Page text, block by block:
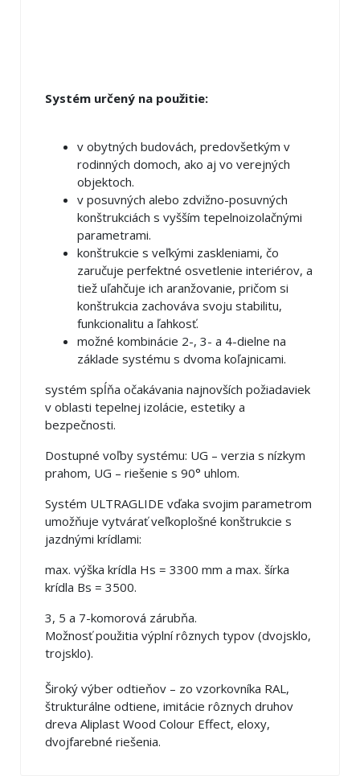
Systém určený na použitie:
v obytných budovách, predovšetkým v
rodinných domoch, ako aj vo verejných
objektoch.
v posuvných alebo zdvižno-posuvných
konštrukciách s vyšším tepelnoizolačnými
parametrami.
konštrukcie s veľkými zaskleniami, čo
zaručuje perfektné osvetlenie interiérov, a
tiež uľahčuje ich aranžovanie, pričom si
konštrukcia zachováva svoju stabilitu,
funkcionalitu a ľahkosť.
možné kombinácie 2-, 3- a 4-dielne na
základe systému s dvoma koľajnicami.
systém spĺňa očakávania najnovších požiadaviek
v oblasti tepelnej izolácie, estetiky a
bezpečnosti.
Dostupné voľby systému: UG – verzia s nízkym
prahom, UG – riešenie s 90° uhlom.
Systém ULTRAGLIDE vďaka svojim parametrom
umožňuje vytvárať veľkoplošné konštrukcie s
jazdnými krídlami:
max. výška krídla Hs = 3300 mm a max. šírka
krídla Bs = 3500.
3, 5 a 7-komorová zárubňa.
Možnosť použitia výplní rôznych typov (dvojsklo,
trojsklo).
Široký výber odtieňov – zo vzorkovníka RAL,
štrukturálne odtiene, imitácie rôznych druhov
dreva Aliplast Wood Colour Effect, eloxy,
dvojfarebné riešenia.